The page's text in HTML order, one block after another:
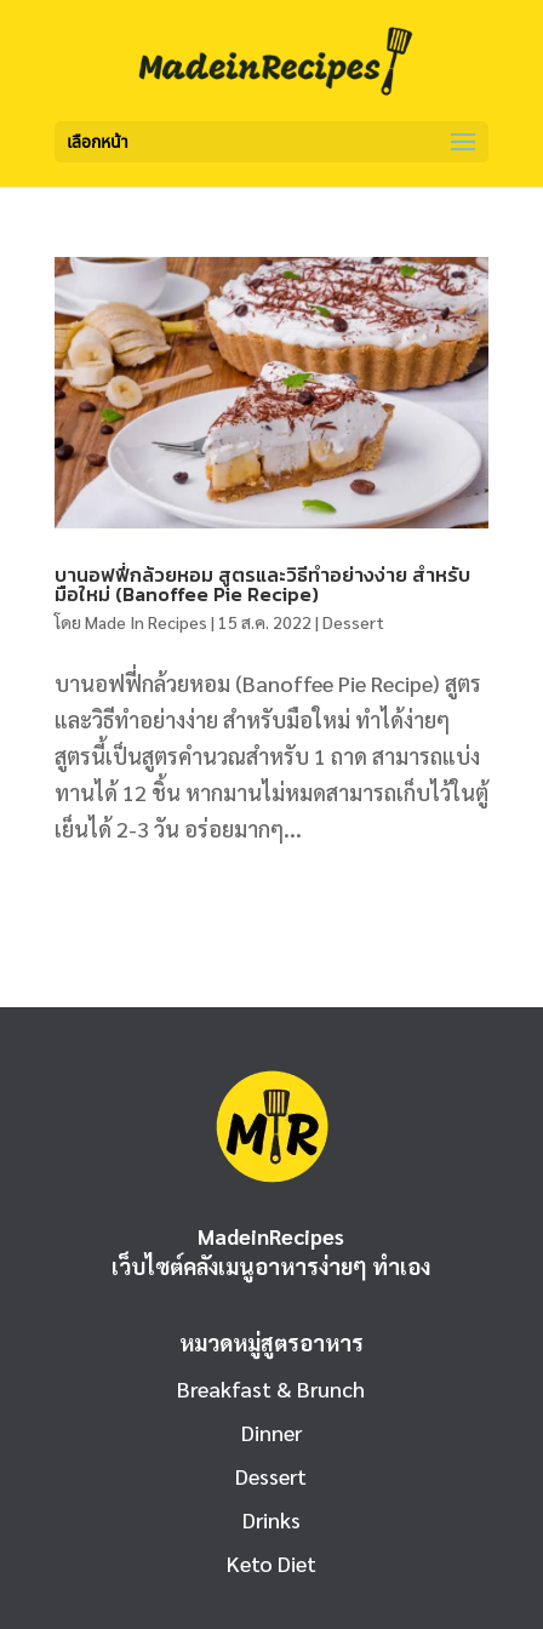
เลือกหน้า
บานอฟฟี่กล้วยหอม สูตรและวิธีทำอย่างง่าย สำหรับ
มือใหม่ (Banoffee Pie Recipe)
โดย Made In Recipes | 15 ส.ค. 2022 | Dessert
บานอฟฟี่กล้วยหอม (Banoffee Pie Recipe) สูตร
และวิธีทำอย่างง่าย สำหรับมือใหม่ ทำได้ง่ายๆ
สูตรนี้เป็นสูตรคำนวณสำหรับ 1 ถาด สามารถแบ่ง
ทานได้ 12 ชิ้น หากมานไม่หมดสามารถเก็บไว้ในตู้
เย็นได้ 2-3 วัน อร่อยมากๆ...
MadeinRecipes
เว็บไซต์คลังเมนูอาหารง่ายๆ ทำเอง
หมวดหมู่สูตรอาหาร
Breakfast & Brunch
Dinner
Dessert
Drinks
Keto Diet